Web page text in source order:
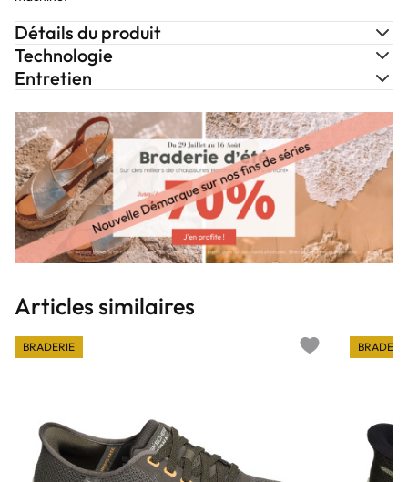
Détails du produit
Technologie
Entretien
Articles similaires
BRADERIE